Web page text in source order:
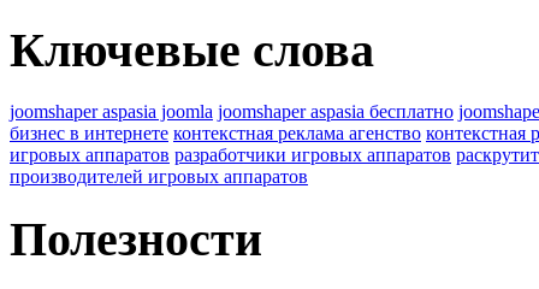
Ключевые слова
joomshaper aspasia joomla joomshaper aspasia бесплатно
бизнес в интернете контекстная реклама агенство контекстная
игровых аппаратов разработчики игровых аппаратов
производителей игровых аппаратов
Полезности